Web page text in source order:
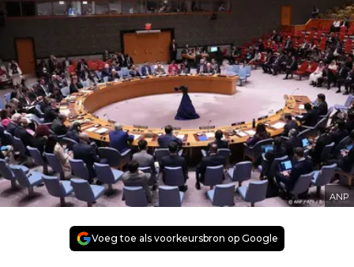
ANP
Voeg toe als voorkeursbron op Google